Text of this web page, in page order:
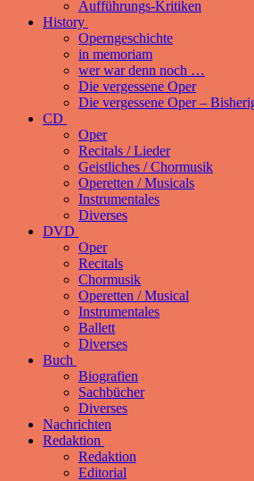
Aufführungs-Kritiken
History
Operngeschichte
in memoriam
wer war denn noch …
Die vergessene Oper
Die vergessene Oper –
CD
Oper
Recitals / Lieder
Geistliches / Chormusik
Operetten / Musicals
Instrumentales
Diverses
DVD
Oper
Recitals
Chormusik
Operetten / Musical
Instrumentales
Ballett
Diverses
Buch
Biografien
Sachbücher
Diverses
Nachrichten
Redaktion
Redaktion
Editorial